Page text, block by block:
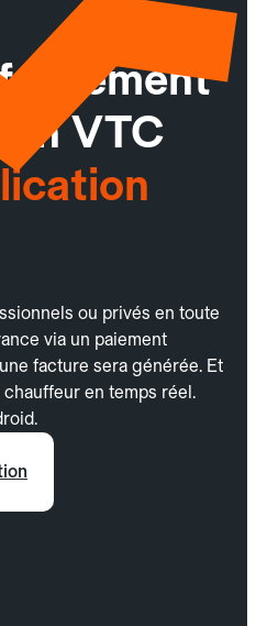
un VTC
ou privés en toute
via un paiement
facture sera générée. Et
en temps réel.